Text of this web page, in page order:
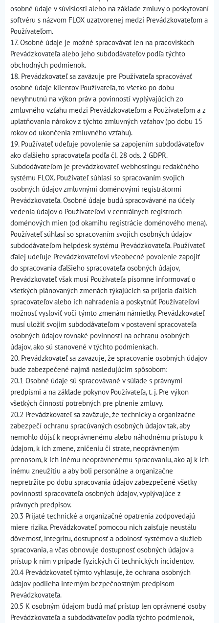
osobné údaje v súvislosti alebo na základe zmluvy o poskytovaní
softvéru s názvom FLOX uzatvorenej medzi Prevádzkovateľom a
Používateľom.
17. Osobné údaje je možné spracovávať len na pracoviskách
Prevádzkovateľa alebo jeho subdodávateľov podľa týchto
obchodných podmienok.
18. Prevádzkovateľ sa zaväzuje pre Používateľa spracovávať
osobné údaje klientov Používateľa, to všetko po dobu
nevyhnutnú na výkon práv a povinností vyplývajúcich zo
zmluvného vzťahu medzi Prevádzkovateľom a Používateľom a z
uplatňovania nárokov z týchto zmluvných vzťahov (po dobu 15
rokov od ukončenia zmluvného vzťahu).
19. Používateľ udeľuje povolenie sa zapojením subdodávateľov
ako ďalšieho spracovateľa podľa čl. 28 ods. 2 GDPR.
Subdodávateľom je prevádzkovateľ webhostingu redakčného
systému FLOX. Používateľ súhlasí so spracovaním svojich
osobných údajov zmluvnými doménovými registrátormi
Prevádzkovateľa. Osobné údaje budú spracovávané na účely
vedenia údajov o Používateľovi v centrálnych registroch
doménových mien (od okamihu registrácie doménového mena).
Používateľ súhlasí so spracovaním svojich osobných údajov
subdodávateľom helpdesk systému Prevádzkovateľa. Používateľ
ďalej udeľuje Prevádzkovateľovi všeobecné povolenie zapojiť
do spracovania ďalšieho spracovateľa osobných údajov,
Prevádzkovateľ však musí Používateľa písomne informovať o
všetkých plánovaných zmenách týkajúcich sa prijatia ďalších
spracovateľov alebo ich nahradenia a poskytnúť Používateľovi
možnosť vysloviť voči týmto zmenám námietky. Prevádzkovateľ
musí uložiť svojim subdodávateľom v postavení spracovateľa
osobných údajov rovnaké povinnosti na ochranu osobných
údajov, ako sú stanovené v týchto podmienkach.
20. Prevádzkovateľ sa zaväzuje, že spracovanie osobných údajov
bude zabezpečené najmä nasledujúcim spôsobom:
20.1 Osobné údaje sú spracovávané v súlade s právnymi
predpismi a na základe pokynov Používateľa, t. j. Pre výkon
všetkých činností potrebných pre plnenie zmluvy.
20.2 Prevádzkovateľ sa zaväzuje, že technicky a organizačne
zabezpečí ochranu spracúvaných osobných údajov tak, aby
nemohlo dôjsť k neoprávnenému alebo náhodnému prístupu k
údajom, k ich zmene, zničeniu či strate, neoprávneným
prenosom, k ich inému neoprávnenému spracovaniu, ako aj k ich
inému zneužitiu a aby boli personálne a organizačne
nepretržite po dobu spracovania údajov zabezpečené všetky
povinnosti spracovateľa osobných údajov, vyplývajúce z
právnych predpisov.
20.3 Prijaté technické a organizačné opatrenia zodpovedajú
miere rizika. Prevádzkovateľ pomocou nich zaisťuje neustálu
dôvernosť, integritu, dostupnosť a odolnosť systémov a služieb
spracovania, a včas obnovuje dostupnosť osobných údajov a
prístup k nim v prípade fyzických či technických incidentov.
20.4 Prevádzkovateľ týmto vyhlasuje, že ochrana osobných
údajov podlieha interným bezpečnostným predpisom
Prevádzkovateľa.
20.5 K osobným údajom budú mať prístup len oprávnené osoby
Prevádzkovateľa a subdodávateľov podľa týchto podmienok,